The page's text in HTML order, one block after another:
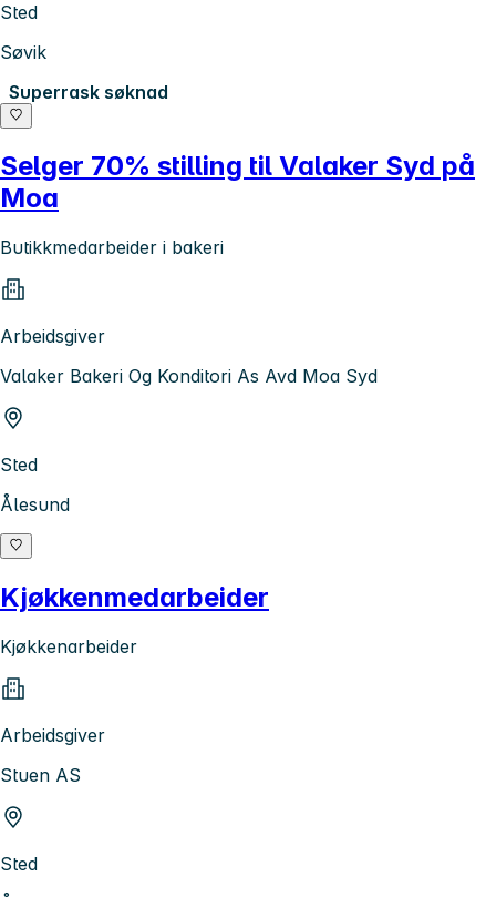
Sted
Søvik
Superrask søknad
Selger 70% stilling til Valaker Syd på
Moa
Butikkmedarbeider i bakeri
Arbeidsgiver
Valaker Bakeri Og Konditori As Avd Moa Syd
Sted
Ålesund
Kjøkkenmedarbeider
Kjøkkenarbeider
Arbeidsgiver
Stuen AS
Sted